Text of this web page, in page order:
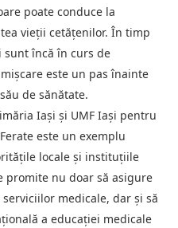
poate conduce la
vieții cetățenilor. În timp
încă în curs de
este un pas înainte
de sănătate.
Iași și UMF Iași pentru
este un exemplu
locale și instituțiile
promite nu doar să asigure
medicale, dar și să
a educației medicale